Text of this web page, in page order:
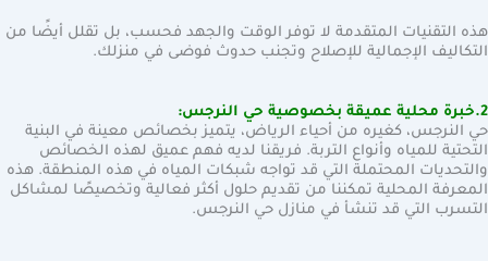
هذه التقنيات المتقدمة لا توفر الوقت والجهد فحسب، بل تقلل أيضًا من
التكاليف الإجمالية للإصلاح وتجنب حدوث فوضى في منزلك.
2.خبرة محلية عميقة بخصوصية حي النرجس:
حي النرجس، كغيره من أحياء الرياض، يتميز بخصائص معينة في البنية
التحتية للمياه وأنواع التربة. فريقنا لديه فهم عميق لهذه الخصائص
والتحديات المحتملة التي قد تواجه شبكات المياه في هذه المنطقة. هذه
المعرفة المحلية تمكننا من تقديم حلول أكثر فعالية وتخصيصًا لمشاكل
التسرب التي قد تنشأ في منازل حي النرجس.